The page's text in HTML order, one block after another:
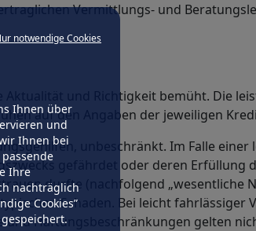
notwendige Cookies
Ihnen über
und
Ihnen bei
Ihre
nachträglich
Cookies”
Vermittlungs- und
und Richtigkeit bemüht. Die
auf den Angaben der jeweiligen
unbeschränkt. Im Falle
gefährdet oder deren Erfüllung
durfte (nachfolgend „wesentliche
Schaden. Bei leicht fahrlässiger
Haftungsbeschränkungen gelten